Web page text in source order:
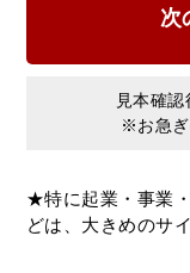
見本確認
※お急ぎ
★特に起業・事業
どは、大きめのサ